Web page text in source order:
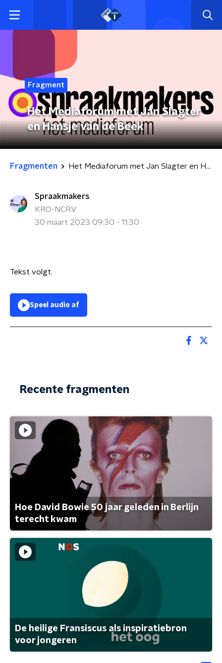
Fragment
Het Mediaforum met Jan Slagter
en Hansje van de Beek
Fragmenten Het Mediaforum met Jan Slagter en Hansje van de Beek
Spraakmakers
KRO-NCRV
30 maart 2023 09:30 - 11:30
Tekst volgt.
Speel audio af
Recente fragmenten
Hoe David Bowie 50 jaar geleden in Berlijn
terecht kwam
De heilige Fransiscus als inspiratiebron
voor jongeren